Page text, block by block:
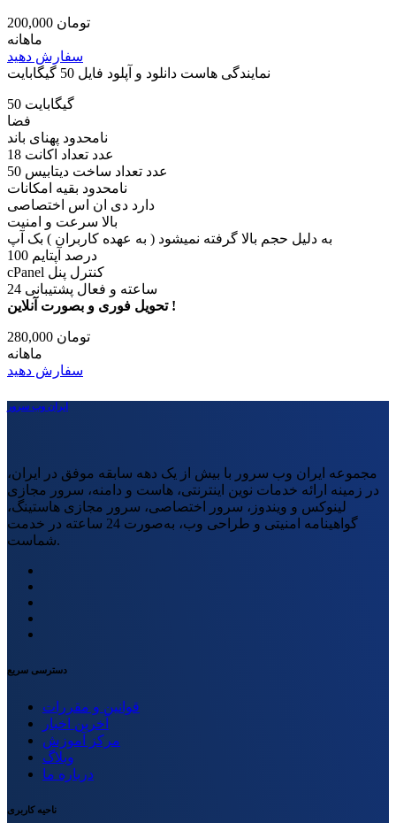
200,000 تومان
ماهانه
سفارش دهید
نمایندگی هاست دانلود و آپلود فایل 50 گیگابایت
50 گیگابایت
فضا
نامحدود پهنای باند
18 عدد تعداد اکانت
50 عدد تعداد ساخت دیتابیس
نامحدود بقیه امکانات
دارد دی ان اس اختصاصی
بالا سرعت و امنیت
به دلیل حجم بالا گرفته نمیشود ( به عهده کاربران ) بک آپ
100 درصد آپتایم
cPanel کنترل پنل
24 ساعته و فعال پشتیبانی
تحویل فوری و بصورت آنلاین !
280,000 تومان
ماهانه
سفارش دهید
ایران وب سرور
مجموعه ایران وب سرور با بیش از یک دهه سابقه موفق در ایران،
در زمینه ارائه خدمات نوین اینترنتی، هاست و دامنه، سرور مجازی
لینوکس و ویندوز، سرور اختصاصی، سرور مجازی هاستینگ،
گواهینامه امنیتی و طراحی وب، به‌صورت 24 ساعته در خدمت
شماست.
دسترسی سریع
قوانین و مقررات
آخرین اخبار
مرکز آموزش
وبلاگ
درباره ما
ناحیه کاربری